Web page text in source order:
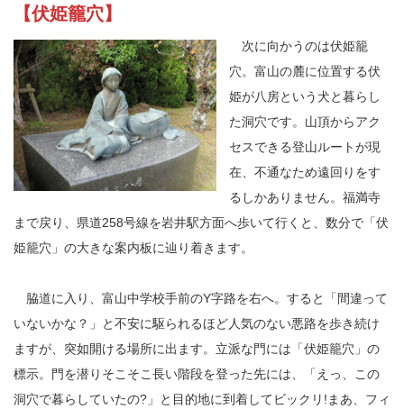
【伏姫籠穴】
次に向かうのは伏姫籠
穴。富山の麓に位置する伏
姫が八房という犬と暮らし
た洞穴です。山頂からアク
セスできる登山ルートが現
在、不通なため遠回りをす
るしかありません。福満寺
まで戻り、県道258号線を岩井駅方面へ歩いて行くと、数分で「伏
姫籠穴」の大きな案内板に辿り着きます。
脇道に入り、富山中学校手前のY字路を右へ。すると「間違って
いないかな？」と不安に駆られるほど人気のない悪路を歩き続け
ますが、突如開ける場所に出ます。立派な門には「伏姫籠穴」の
標示。門を潜りそこそこ長い階段を登った先には、「えっ、この
洞穴で暮らしていたの?」と目的地に到着してビックリ!まあ、フィ